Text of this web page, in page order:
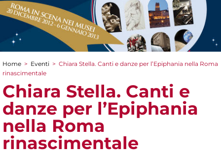
Tu sei qui
Home > Eventi > Chiara Stella. Canti e danze per l’Epiphania nella Roma
rinascimentale
Chiara Stella. Canti e
danze per l’Epiphania
nella Roma
rinascimentale